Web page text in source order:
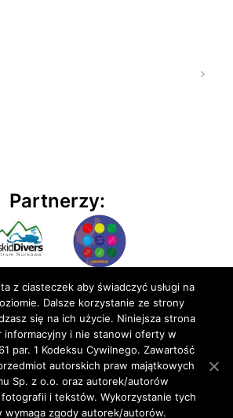
Partnerzy:
z o.o. Wszelkie prawa zastrzeżone
z ciasteczek aby świadczyć usługi na
Dalsze korzystanie ze strony
się na ich użycie. Niniejsza strona
informacyjny i nie stanowi oferty w
par. 1 Kodeksu Cywilnego. Zawartość
autorskich praw majątkowych
Sp. z o.o. oraz autorek/autorów
i tekstów. Wykorzystanie tych
wymaga zgody autorek/autorów.